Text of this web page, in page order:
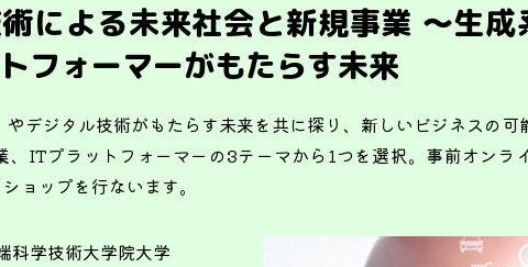
による未来社会と新規事業 ～生
フォーマーがもたらす未来
デジタル技術がもたらす未来を共に探り、新しいビジネスの
ITプラットフォーマーの3テーマから1つを選択。事前オンラ
ョップを行ないます。
科学技術大学院大学